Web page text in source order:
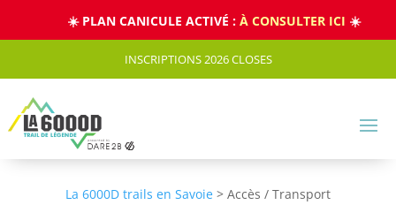
☀️ PLAN CANICULE ACTIVÉ : À CONSULTER ICI ☀️
INSCRIPTIONS 2026 CLOSES
La 6000D trails en Savoie > Accès / Transport